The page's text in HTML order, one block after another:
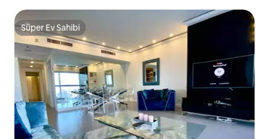
Süper Ev Sahibi
Süper Ev Sahibi